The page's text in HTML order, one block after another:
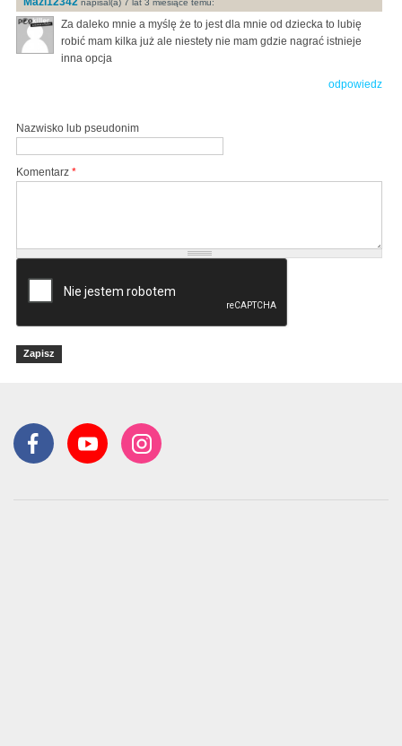
napisal(a) 7 lat 3 miesiące temu:
Za daleko mnie a myślę że to jest dla mnie od dziecka to lubię
robić mam kilka już ale niestety nie mam gdzie nagrać istnieje
inna opcja
odpowiedz
Nazwisko lub pseudonim
Komentarz *